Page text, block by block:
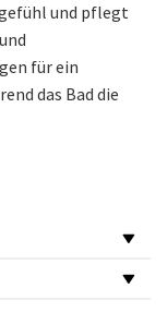
und pflegt
für ein
das Bad die